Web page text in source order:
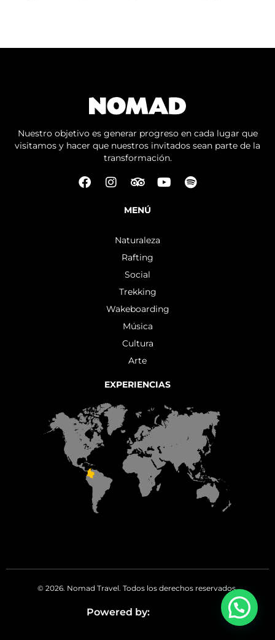
Nuestro objetivo es generar progreso en cada lugar que
visitamos y hacer que nuestros invitados sean parte de la
transformación.
MENÚ
Naturaleza
Rafting
Social
Trekking
Wakeboarding
Música
Cultura
Arte
EXPERIENCIAS
© 2026. Nomad Travel. Todos los derechos reservados.
Powered by: